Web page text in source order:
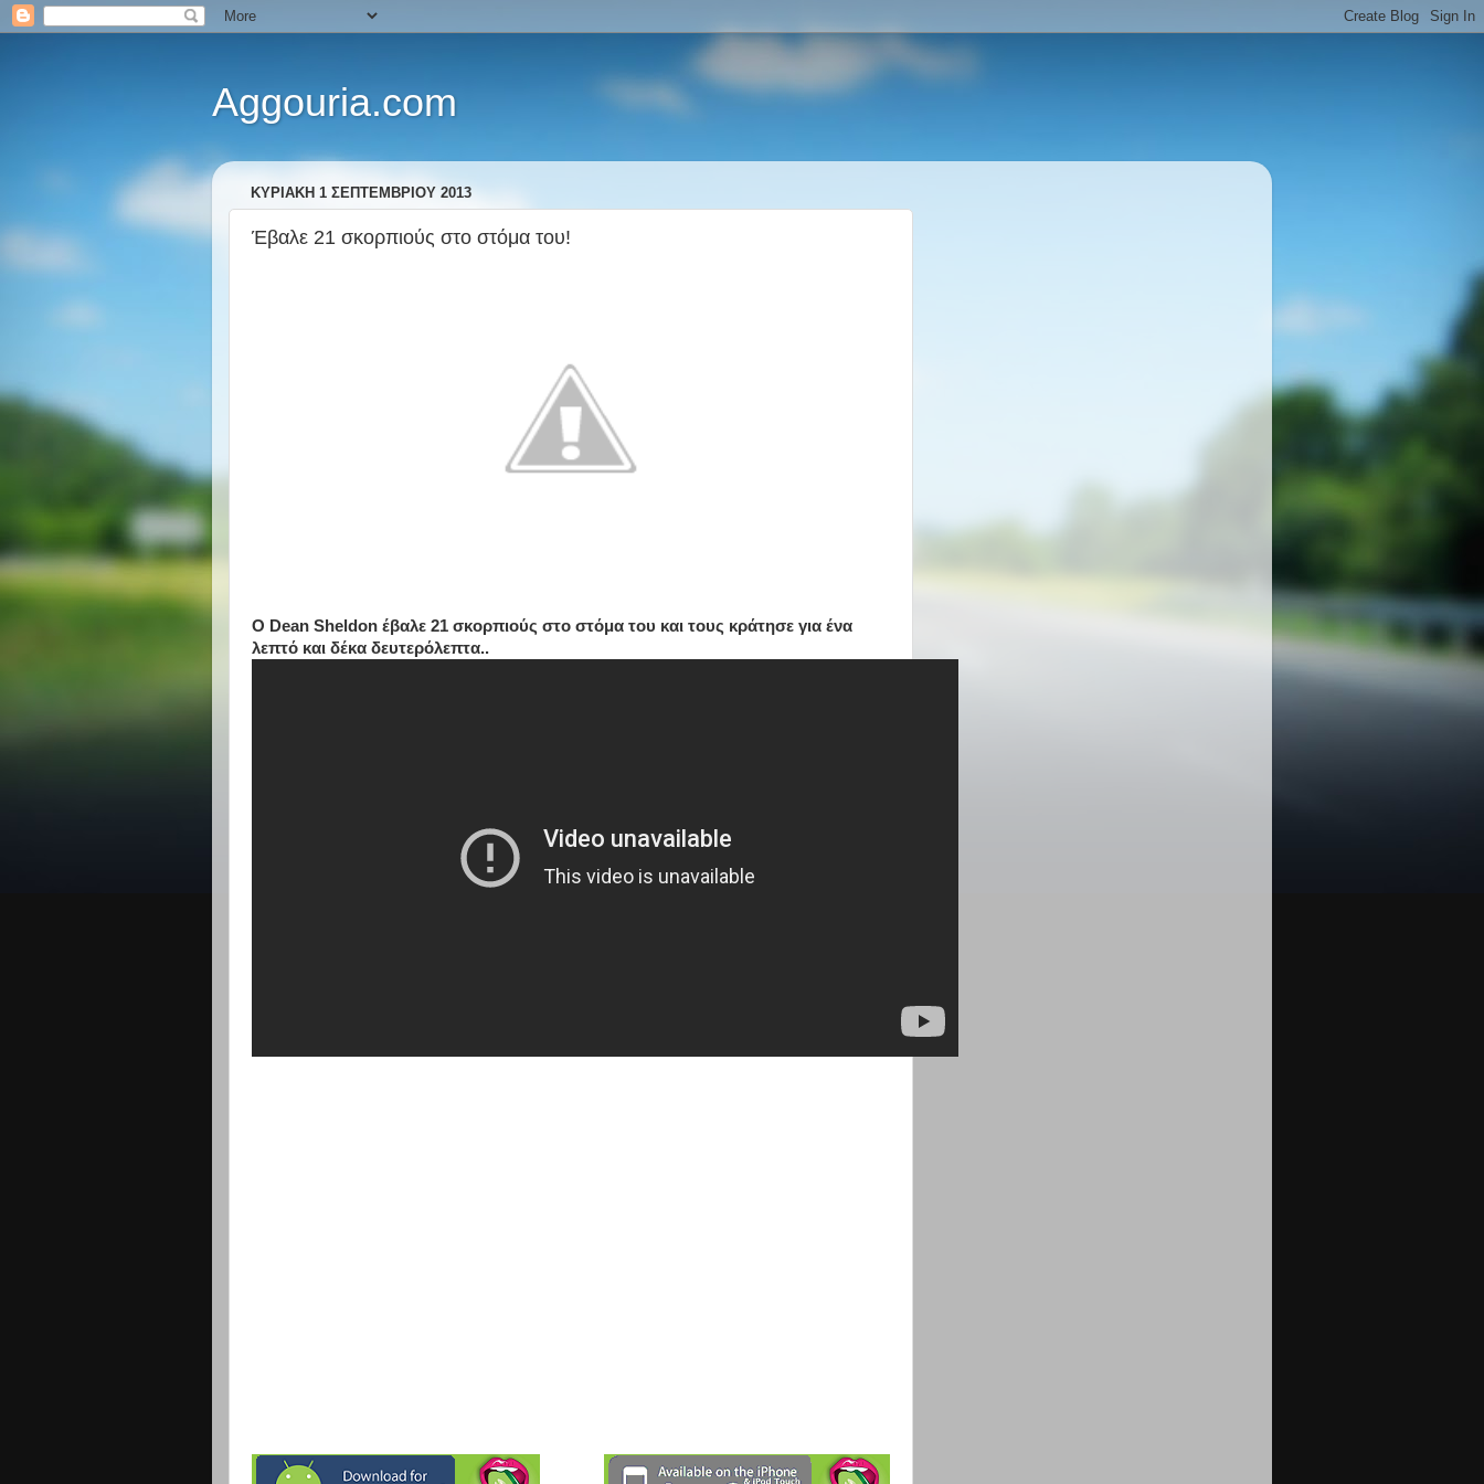
Aggouria.com
ΚΥΡΙΑΚΉ 1 ΣΕΠΤΕΜΒΡΊΟΥ 2013
Έβαλε 21 σκορπιούς στο στόμα του!
Ο Dean Sheldon έβαλε 21 σκορπιούς στο στόμα του και τους κράτησε για ένα
λεπτό και δέκα δευτερόλεπτα..